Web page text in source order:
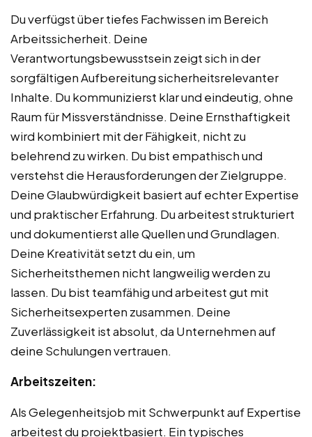
Du verfügst über tiefes Fachwissen im Bereich
Arbeitssicherheit. Deine
Verantwortungsbewusstsein zeigt sich in der
sorgfältigen Aufbereitung sicherheitsrelevanter
Inhalte. Du kommunizierst klar und eindeutig, ohne
Raum für Missverständnisse. Deine Ernsthaftigkeit
wird kombiniert mit der Fähigkeit, nicht zu
belehrend zu wirken. Du bist empathisch und
verstehst die Herausforderungen der Zielgruppe.
Deine Glaubwürdigkeit basiert auf echter Expertise
und praktischer Erfahrung. Du arbeitest strukturiert
und dokumentierst alle Quellen und Grundlagen.
Deine Kreativität setzt du ein, um
Sicherheitsthemen nicht langweilig werden zu
lassen. Du bist teamfähig und arbeitest gut mit
Sicherheitsexperten zusammen. Deine
Zuverlässigkeit ist absolut, da Unternehmen auf
deine Schulungen vertrauen.
Arbeitszeiten:
Als Gelegenheitsjob mit Schwerpunkt auf Expertise
arbeitest du projektbasiert. Ein typisches